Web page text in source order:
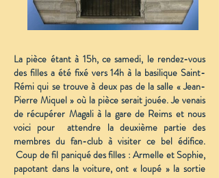
La pièce étant à 15h, ce samedi, le rendez-vous
des filles a été fixé vers 14h à la basilique Saint-
Rémi qui se trouve à deux pas de la salle « Jean-
Pierre Miquel » où la pièce serait jouée. Je venais
de récupérer Magali à la gare de Reims et nous
voici pour attendre la deuxième partie des
membres du fan-club à visiter ce bel édifice.
Coup de fil paniqué des filles : Armelle et Sophie,
papotant dans la voiture, ont « loupé » la sortie